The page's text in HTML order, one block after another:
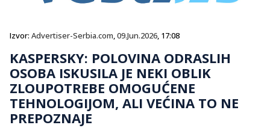
Izvor: Advertiser-Serbia.com,09.Jun.2026, 17:08
KASPERSKY: POLOVINA ODRASLIH
OSOBA ISKUSILA JE NEKI OBLIK
ZLOUPOTREBE OMOGUĆENE
TEHNOLOGIJOM, ALI VEĆINA TO NE
PREPOZNAJE